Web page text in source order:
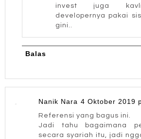
invest juga
developernya pakai
gini..
Balas
Nanik Nara 4 Oktober 2019
Referensi yang bagus ini.
Jadi tahu bagaimana
secara syariah itu, jadi